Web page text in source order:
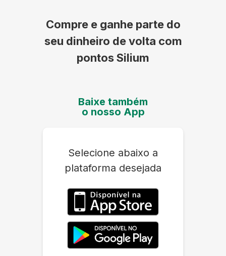
Compre e ganhe parte do
seu dinheiro de volta com
pontos Silium
Baixe também
o nosso App
Selecione abaixo a
plataforma desejada